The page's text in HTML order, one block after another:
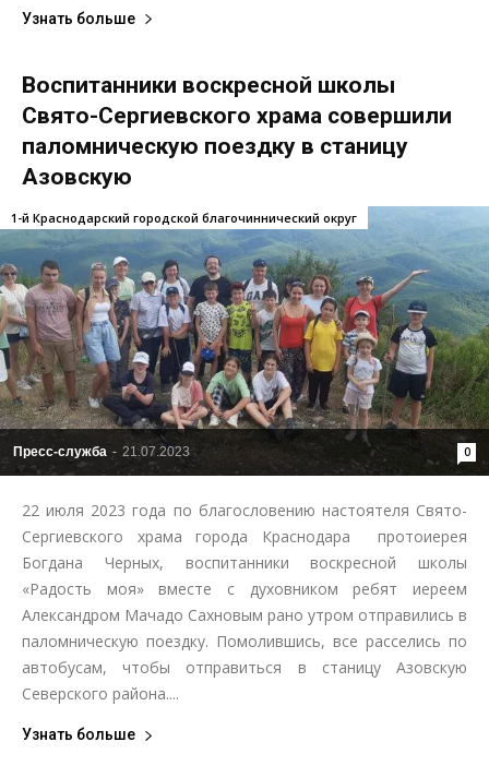
Узнать больше
Воспитанники воскресной школы
Свято-Сергиевского храма совершили
паломническую поездку в станицу
Азовскую
Пресс-служба - 21.07.2023 0
1-й Краснодарский городской благочиннический округ
22 июля 2023 года по благословению настоятеля Свято-
Сергиевского храма города Краснодара протоиерея
Богдана Черных, воспитанники воскресной школы
«Радость моя» вместе с духовником ребят иереем
Александром Мачадо Сахновым рано утром отправились в
паломническую поездку. Помолившись, все расселись по
автобусам, чтобы отправиться в станицу Азовскую
Северского района....
Узнать больше